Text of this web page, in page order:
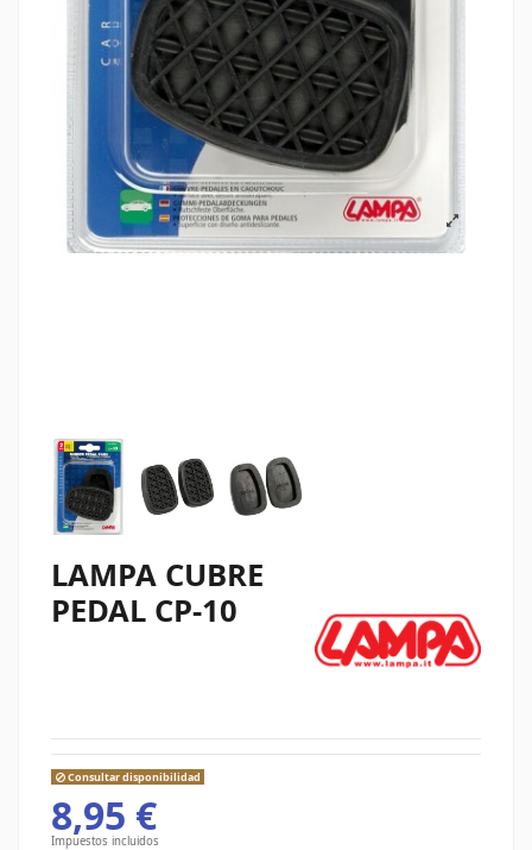
LAMPA CUBRE
PEDAL CP-10
Consultar disponibilidad
8,95 €
Impuestos incluidos